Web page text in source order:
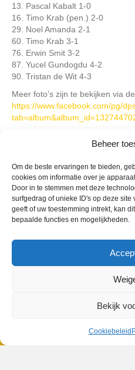
Beheer
Om de beste ervaringen te bieden,
cookies om informatie over je
Door in te stemmen met deze
surfgedrag of unieke ID's op deze site
geeft of uw toestemming intrekt, kan
bepaalde functies en mogelijkheden.
Bekijk
Cookiebeleid
13. Pascal Kabalt 1-0
16. Timo Krab (pen.) 2-0
29. Noel Amanda 2-1
60. Timo Krab 3-1
76. Erwin Smit 3-2
87. Yucel Gundogdu 4-2
90. Tristan de Wit 4-3
Meer foto’s zijn te bekijken via
https://www.facebook.com/pg/
Geplaatst inBerichten seizoen
VV Reiger Boys
De Wending, Lotte Beesedijk 1